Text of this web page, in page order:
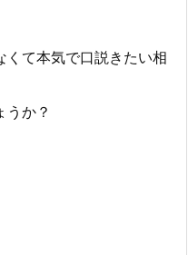
くて本気で口説きたい相
うか？